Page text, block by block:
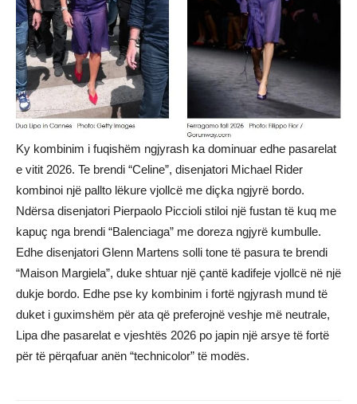
Ky kombinim i fuqishëm ngjyrash ka dominuar edhe pasarelat
e vitit 2026. Te brendi “Celine”, disenjatori Michael Rider
kombinoi një pallto lëkure vjollcë me diçka ngjyrë bordo.
Ndërsa disenjatori Pierpaolo Piccioli stiloi një fustan të kuq me
kapuç nga brendi “Balenciaga” me doreza ngjyrë kumbulle.
Edhe disenjatori Glenn Martens solli tone të pasura te brendi
“Maison Margiela”, duke shtuar një çantë kadifeje vjollcë në një
dukje bordo. Edhe pse ky kombinim i fortë ngjyrash mund të
duket i guximshëm për ata që preferojnë veshje më neutrale,
Lipa dhe pasarelat e vjeshtës 2026 po japin një arsye të fortë
për të përqafuar anën “technicolor” të modës.